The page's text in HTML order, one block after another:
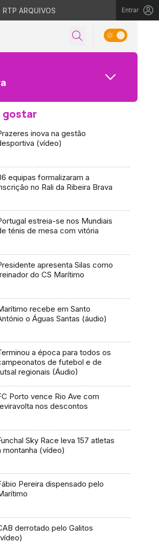
RTP ARQUIVOS Entrar
gostar
inova na gestão
(vídeo)
equipas formalizaram a
no Rali da Ribeira Brava
estreia-se nos Mundiais
ténis de mesa com vitória
apresenta Silas como
do CS Marítimo
recebe em Santo
o Águas Santas (áudio)
a época para todos os
de futebol e de
regionais (Áudio)
Porto vence Rio Ave com
nos descontos
Sky Race leva 157 atletas
montanha (vídeo)
Pereira dispensado pelo
derrotado pelo Galitos